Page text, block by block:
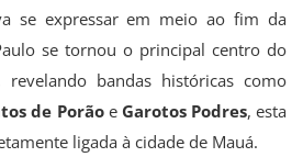
se expressar em meio ao fim da
se tornou o principal centro do
revelando bandas históricas como
de Porãoe Garotos Podres, esta
ligada à cidade de Mauá.